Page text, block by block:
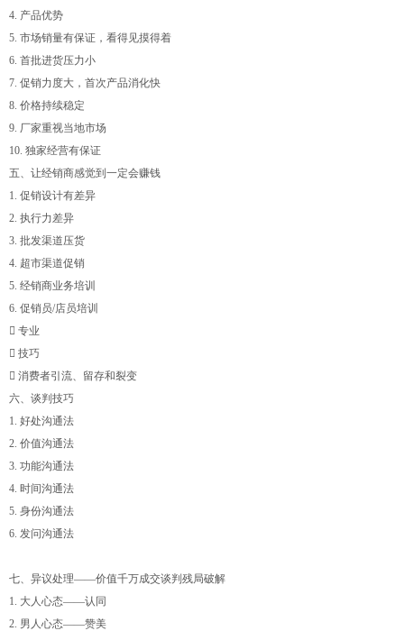
4. 产品优势
5. 市场销量有保证，看得见摸得着
6. 首批进货压力小
7. 促销力度大，首次产品消化快
8. 价格持续稳定
9. 厂家重视当地市场
10. 独家经营有保证
五、让经销商感觉到一定会赚钱
1. 促销设计有差异
2. 执行力差异
3. 批发渠道压货
4. 超市渠道促销
5. 经销商业务培训
6. 促销员/店员培训
 专业
 技巧
 消费者引流、留存和裂变
六、谈判技巧
1. 好处沟通法
2. 价值沟通法
3. 功能沟通法
4. 时间沟通法
5. 身份沟通法
6. 发问沟通法
七、异议处理——价值千万成交谈判残局破解
1. 大人心态——认同
2. 男人心态——赞美